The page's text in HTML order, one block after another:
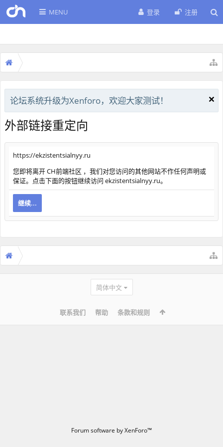
MENU 登录 注册
论坛系统升级为Xenforo，欢迎大家测试！
外部链接重定向
https://ekzistentsialnyy.ru
您即将离开 CH前端社区 ，我们对您访问的其他网站不作任何声明或
保证。点击下面的按钮继续访问 ekzistentsialnyy.ru。
继续...
简体中文
联系我们 帮助 条款和规则
Forum software by XenForo™